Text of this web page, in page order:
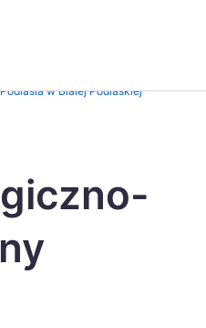
w Białej Podlaskiej